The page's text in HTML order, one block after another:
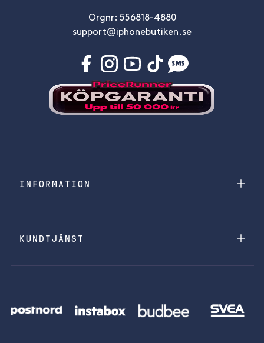
Orgnr: 556818-4880
support@iphonebutiken.se
INFORMATION
KUNDTJÄNST